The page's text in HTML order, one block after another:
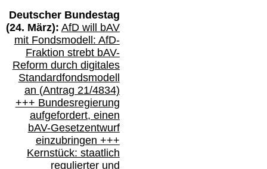
Deutscher Bundestag
(24. März): AfD will bAV
mit Fondsmodell: AfD-
Fraktion strebt bAV-
Reform durch digitales
Standardfondsmodell
an (Antrag 21/4834)
+++ Bundesregierung
aufgefordert, einen
bAV-Gesetzentwurf
einzubringen +++
Kernstück: staatlich
regulierter und